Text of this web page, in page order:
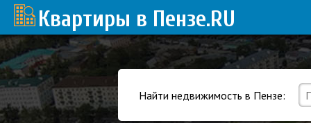
Квартиры в Пензе.RU
Найти недвижимость в Пензе: